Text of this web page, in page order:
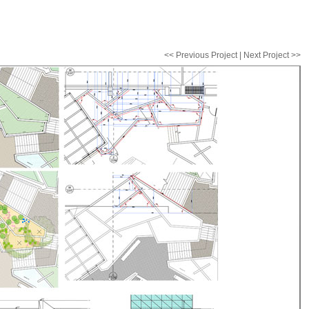
<< Previous Project| Next Project >>